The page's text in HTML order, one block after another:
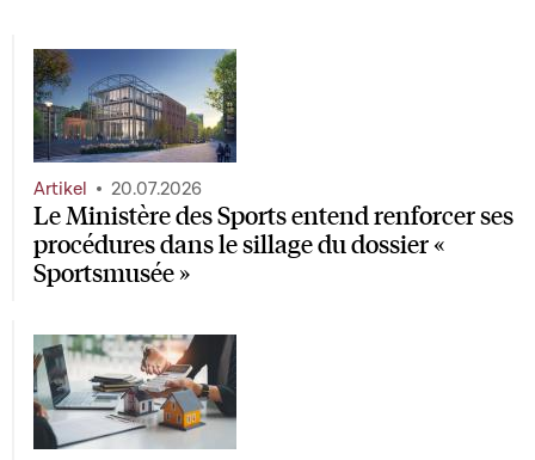
Le Ministère des Sports entend renforcer ses
procédures dans le sillage du dossier «
Sportsmusée »
Artikel 20.07.2026